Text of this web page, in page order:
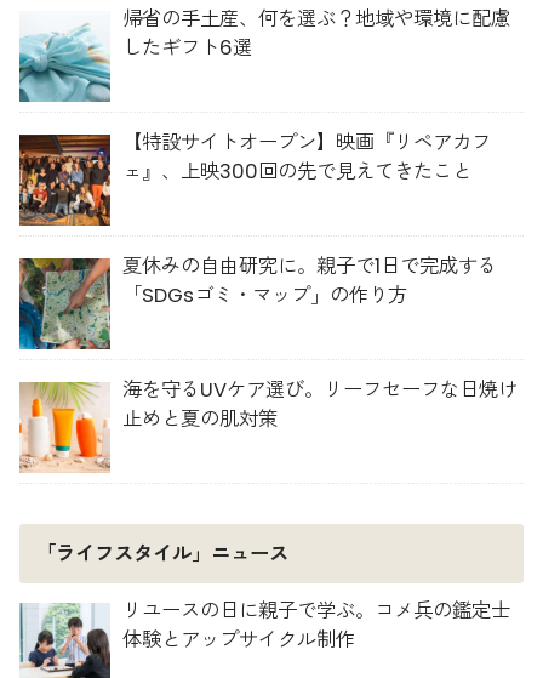
帰省の手土産、何を選ぶ？地域や環境に配慮
したギフト6選
【特設サイトオープン】映画『リペアカフ
ェ』、上映300回の先で見えてきたこと
夏休みの自由研究に。親子で1日で完成する
「SDGsゴミ・マップ」の作り方
海を守るUVケア選び。リーフセーフな日焼け
止めと夏の肌対策
「ライフスタイル」ニュース
リユースの日に親子で学ぶ。コメ兵の鑑定士
体験とアップサイクル制作